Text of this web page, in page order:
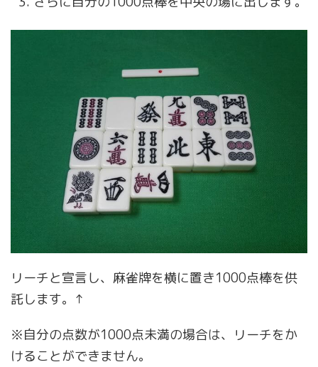
リーチと宣言し、麻雀牌を横に置き1000点棒を供
託します。↑
※自分の点数が1000点未満の場合は、リーチをか
けることができません。